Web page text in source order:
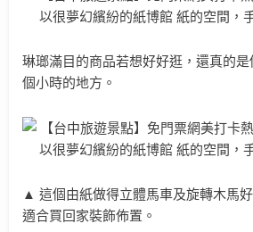
琳瑯滿目的商品若想好好逛，還真的
個小時的地方。
▲ 這個由紙做得立體馬車及旋轉木馬
適合買回家裝飾佈置。